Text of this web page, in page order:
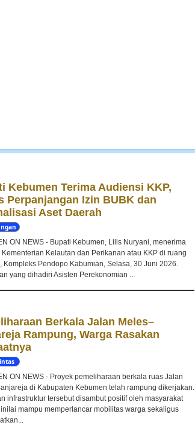
Kebumen Terima Audiensi KKP,
Perpanjangan Izin BUBK dan
Aset Daerah
ON NEWS - Bupati Kebumen, Lilis Nuryani, menerima
Kelautan dan Perikanan atau KKP di ruang
Kompleks Pendopo Kabumian, Selasa, 30 Juni 2026.
yang dihadiri Asisten Perekonomian ...
Berkala Jalan Meles–
Rampung, Warga Rasakan
ON NEWS - Proyek pemeliharaan berkala ruas Jalan
di Kabupaten Kebumen telah rampung dikerjakan.
infrastruktur tersebut disambut positif oleh masyarakat
mampu memperlancar mobilitas warga sekaligus